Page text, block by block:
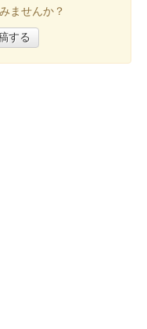
ませんか？
する